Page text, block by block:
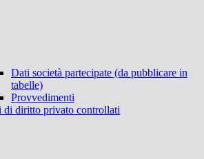
Dati società partecipate (da pubblicare in
tabelle)
Provvedimenti
di diritto privato controllati